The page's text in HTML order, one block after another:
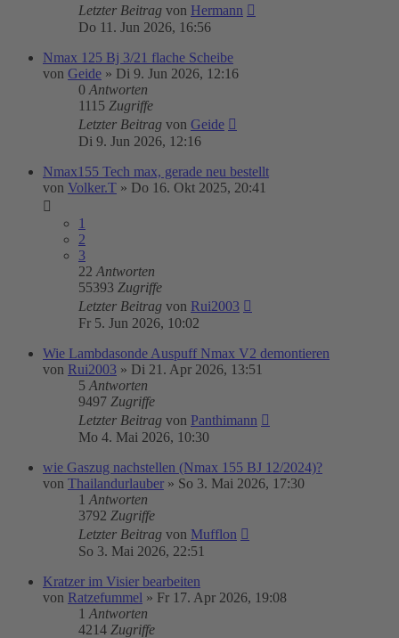
Letzter Beitrag von Hermann
Do 11. Jun 2026, 16:56
Nmax 125 Bj 3/21 flache Scheibe
von Geide » Di 9. Jun 2026, 12:16
0 Antworten
1115 Zugriffe
Letzter Beitrag von Geide
Di 9. Jun 2026, 12:16
Nmax155 Tech max, gerade neu bestellt
von Volker.T » Do 16. Okt 2025, 20:41
1
2
3
22 Antworten
55393 Zugriffe
Letzter Beitrag von Rui2003
Fr 5. Jun 2026, 10:02
Wie Lambdasonde Auspuff Nmax V2 demontieren
von Rui2003 » Di 21. Apr 2026, 13:51
5 Antworten
9497 Zugriffe
Letzter Beitrag von Panthimann
Mo 4. Mai 2026, 10:30
wie Gaszug nachstellen (Nmax 155 BJ 12/2024)?
von Thailandurlauber » So 3. Mai 2026, 17:30
1 Antworten
3792 Zugriffe
Letzter Beitrag von Mufflon
So 3. Mai 2026, 22:51
Kratzer im Visier bearbeiten
von Ratzefummel » Fr 17. Apr 2026, 19:08
1 Antworten
4214 Zugriffe